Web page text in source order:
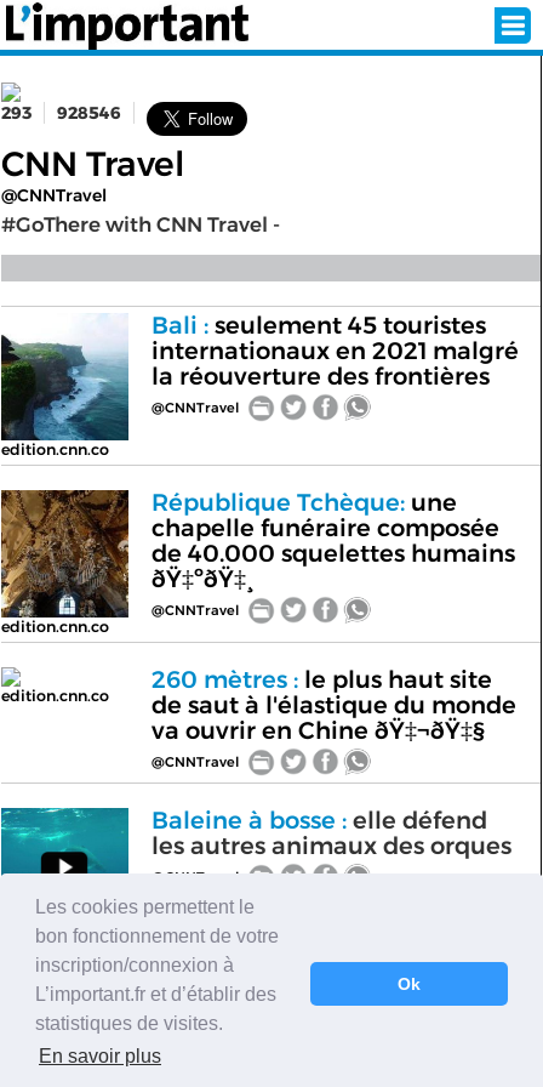
SÉLECTION DE L'ÉTÉ
SUR L'ÉCRAN D'ACCUEIL
ABONNEZ-VOUS À LA NEWSLETTER!
SUIVEZ NOUS:
293 928546
CNN Travel
@CNNTravel
#GoThere with CNN Travel -
edition.cnn.co
Bali :seulement 45 touristes
internationaux en 2021 malgré
la réouverture des frontières
@CNNTravel
edition.cnn.co
République Tchèque:une
chapelle funéraire composée
de 40.000 squelettes humains
ðŸ‡ºðŸ‡¸
@CNNTravel
edition.cnn.co
260 mètres :le plus haut site
de saut à l'élastique du monde
va ouvrir en Chine ðŸ‡¬ðŸ‡§
@CNNTravel
cnntravel
Baleine à bosse :elle défend
les autres animaux des orques
@CNNTravel
edition.cnn.co
Russie :les ruines du
programme spacial soviétique
Les cookies permettent le
bon fonctionnement de votre
inscription/connexion à
L’important.fr et d’établir des
statistiques de visites.
En savoir plus
Ok